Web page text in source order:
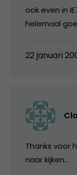
ook even in
helemaal
22 januari
Thanks voor
naar kijken…